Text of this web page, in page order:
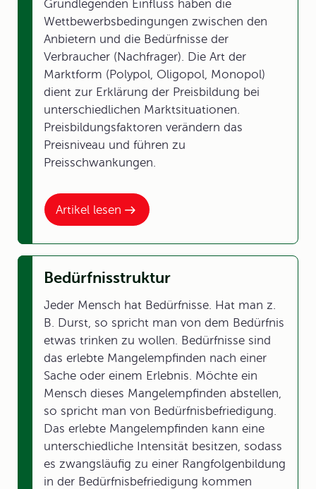
Artikel lesen
Grundlegenden Einfluss haben die
Wettbewerbsbedingungen zwischen den
Anbietern und die Bedürfnisse der
Verbraucher (Nachfrager). Die Art der
Marktform (Polypol, Oligopol, Monopol)
dient zur Erklärung der Preisbildung bei
unterschiedlichen Marktsituationen.
Preisbildungsfaktoren verändern das
Preisniveau und führen zu
Preisschwankungen.
Bedürfnisstruktur
Jeder Mensch hat Bedürfnisse. Hat man z.
B. Durst, so spricht man von dem Bedürfnis
etwas trinken zu wollen. Bedürfnisse sind
das erlebte Mangelempfinden nach einer
Sache oder einem Erlebnis. Möchte ein
Mensch dieses Mangelempfinden abstellen,
so spricht man von Bedürfnisbefriedigung.
Das erlebte Mangelempfinden kann eine
unterschiedliche Intensität besitzen, sodass
es zwangsläufig zu einer Rangfolgenbildung
in der Bedürfnisbefriedigung kommen